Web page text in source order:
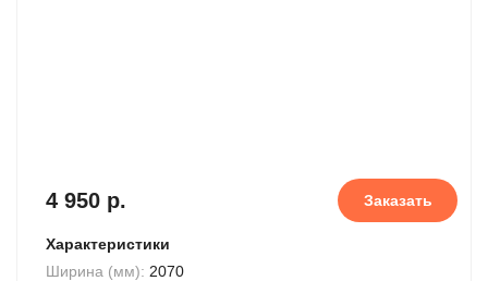
4 950 р. Заказать
Характеристики
Ширина (мм): 2070